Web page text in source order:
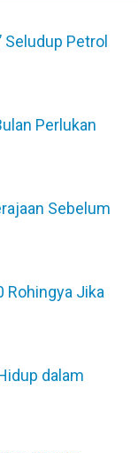
Seludup Petrol
Perlukan
Sebelum
Rohingya Jika
dalam